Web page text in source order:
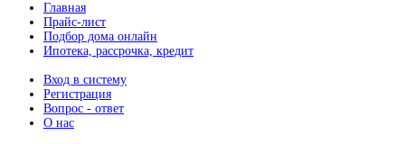
Главная
Прайс-лист
Подбор дома онлайн
Ипотека, рассрочка, кредит
Вход в систему
Регистрация
Вопрос - ответ
О нас